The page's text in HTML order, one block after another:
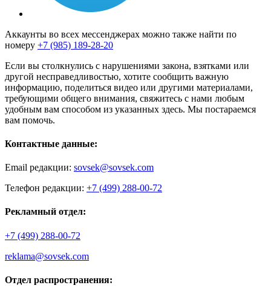
Аккаунты во всех мессенджерах можно также найти по
номеру +7 (985) 189-28-20
Если вы столкнулись с нарушениями закона, взятками или
другой несправедливостью, хотите сообщить важную
информацию, поделиться видео или другими материалами,
требующими общего внимания, свяжитесь с нами любым
удобным вам способом из указанных здесь. Мы постараемся
вам помочь.
Контактные данные:
Email редакции: sovsek@sovsek.com
Телефон редакции: +7 (499) 288-00-72
Рекламный отдел:
+7 (499) 288-00-72
reklama@sovsek.com
Отдел распространения: